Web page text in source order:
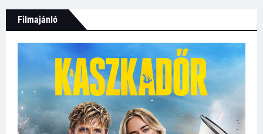
Filmajánló